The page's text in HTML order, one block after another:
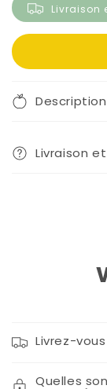
Livraison
Description
Livraison
Livrez-
Quelles